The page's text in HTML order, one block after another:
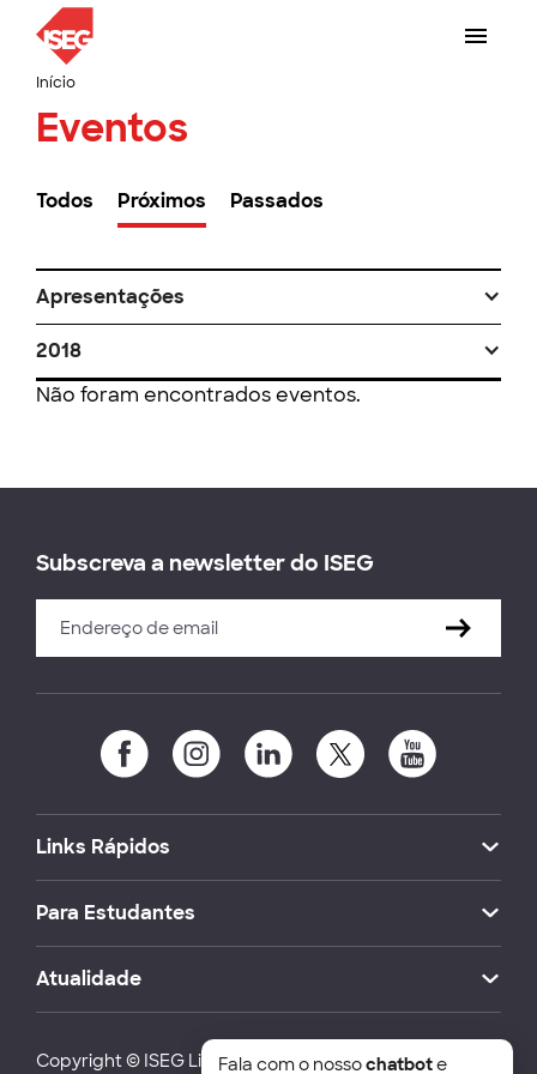
Início
Eventos
Todos Próximos Passados
Apresentações
2018
Não foram encontrados eventos.
Subscreva a newsletter do ISEG
Links Rápidos
Para Estudantes
Atualidade
Copyright © ISEG Lisbon School of Economics and
Fala com o nossochatbote